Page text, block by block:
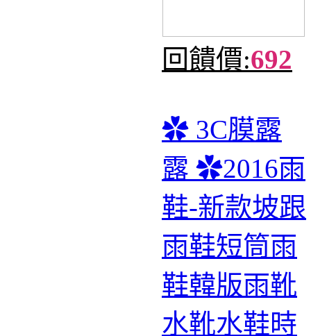
回饋價:692
✿ 3C膜露
露 ✿2016雨
鞋-新款坡跟
雨鞋短筒雨
鞋韓版雨靴
水靴水鞋時